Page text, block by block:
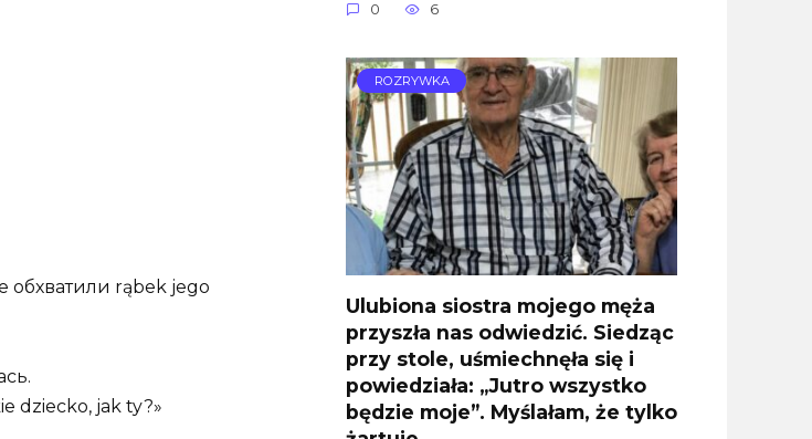
обхватили rąbek jego
dziecko, jak ty?»
0 6
ROZRYWKA
Ulubiona siostra mojego męża
przyszła nas odwiedzić. Siedząc
przy stole, uśmiechnęła się i
powiedziała: „Jutro wszystko
będzie moje”. Myślałam, że tylko